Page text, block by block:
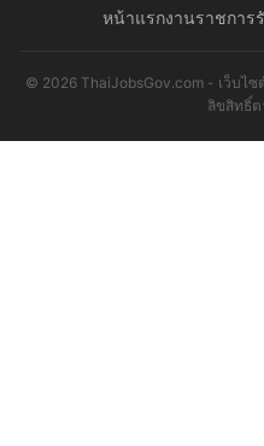
หน้าแรกงานราชการ
© 2026 ThaiJobsGov.com - เว็บไ
ลิขสิทธิ์